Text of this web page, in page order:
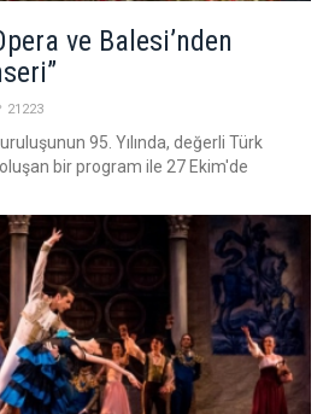
ve Balesi’nden
21223
95. Yılında, değerli Türk
bir program ile 27 Ekim'de